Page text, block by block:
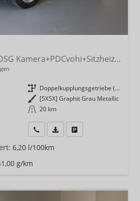
Selection 1.0 TSI DSG Kamera+PDCvohi+Sitzheizung+AppConnect+Sunset+Alu16
Getriebe
Doppelkupplungsgetriebe (DSG)
Außenfarbe [5X5X] Graphit Grau Metallic
Kilometerstand 20 km
Wir rufen Sie anFahrzeugexposé (PDF)
6,20 l/100km
g/km